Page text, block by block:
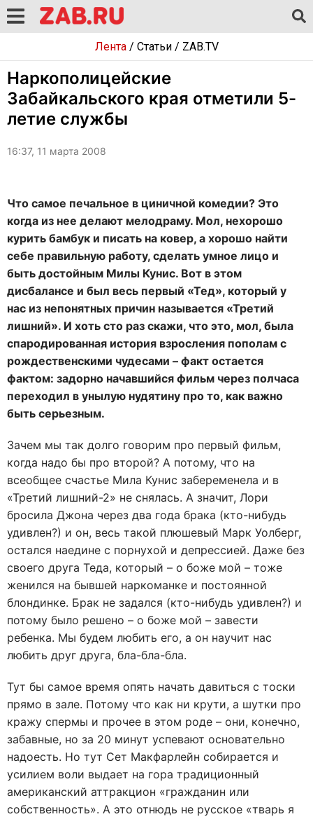
Лента/ Статьи/ ZAB.TV
Наркополицейские
Забайкальского края отметили 5-
летие службы
16:37, 11 марта 2008
Что самое печальное в циничной комедии? Это
когда из нее делают мелодраму. Мол, нехорошо
курить бамбук и писать на ковер, а хорошо найти
себе правильную работу, сделать умное лицо и
быть достойным Милы Кунис. Вот в этом
дисбалансе и был весь первый «Тед», который у
нас из непонятных причин называется «Третий
лишний». И хоть сто раз скажи, что это, мол, была
спародированная история взросления пополам с
рождественскими чудесами – факт остается
фактом: задорно начавшийся фильм через полчаса
переходил в унылую нудятину про то, как важно
быть серьезным.
Зачем мы так долго говорим про первый фильм,
когда надо бы про второй? А потому, что на
всеобщее счастье Мила Кунис забеременела и в
«Третий лишний-2» не снялась. А значит, Лори
бросила Джона через два года брака (кто-нибудь
удивлен?) и он, весь такой плюшевый Марк Уолберг,
остался наедине с порнухой и депрессией. Даже без
своего друга Теда, который – о боже мой – тоже
женился на бывшей наркоманке и постоянной
блондинке. Брак не задался (кто-нибудь удивлен?) и
потому было решено – о боже мой – завести
ребенка. Мы будем любить его, а он научит нас
любить друг друга, бла-бла-бла.
Тут бы самое время опять начать давиться с тоски
прямо в зале. Потому что как ни крути, а шутки про
кражу спермы и прочее в этом роде – они, конечно,
забавные, но за 20 минут успевают основательно
надоесть. Но тут Сет Макфарлейн собирается и
усилием воли выдает на гора традиционный
американский аттракцион «гражданин или
собственность». А это отнюдь не русское «тварь я